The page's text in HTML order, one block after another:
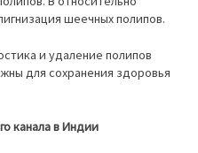
шеечных полипов.
и удаление полипов
для сохранения здоровья
канала в Индии